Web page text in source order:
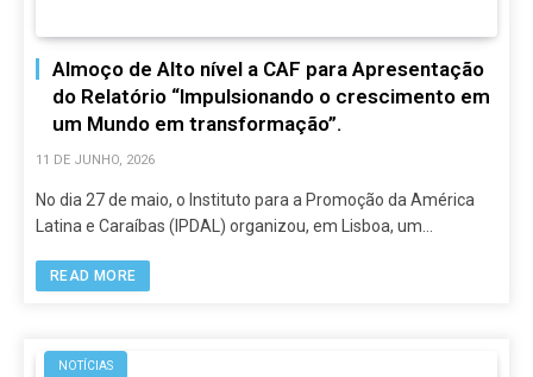
Almoço de Alto nível a CAF para Apresentação
do Relatório “Impulsionando o crescimento em
um Mundo em transformação”.
11 DE JUNHO, 2026
No dia 27 de maio, o Instituto para a Promoção da América
Latina e Caraíbas (IPDAL) organizou, em Lisboa, um…
READ MORE
NOTÍCIAS